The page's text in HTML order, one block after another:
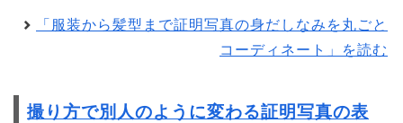
「服装から髪型まで証明写真の身だしなみを丸ごと
コーディネート」を読む
撮り方で別人のように変わる証明写真の表